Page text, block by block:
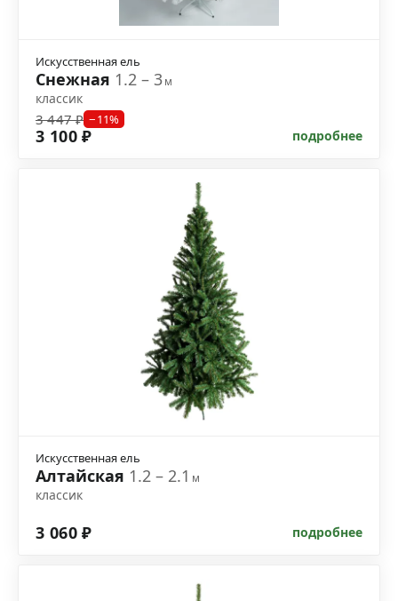
Искусственная ель
Снежная 1.2 – 3м
классик
3 447 ₽ −11%
3 100 ₽ подробнее
Искусственная ель
Алтайская 1.2 – 2.1м
классик
3 060 ₽ подробнее